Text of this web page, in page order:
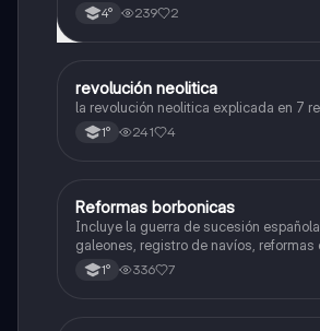
4° 239 2
Historia
revolución neolitica
la revolución neolitica explicada en 7
1° 241 4
Historia
Reformas borbonicas
Incluye la guerra de sucesión
galeones, registro de navíos, reformas
virreinatos
1° 336 7